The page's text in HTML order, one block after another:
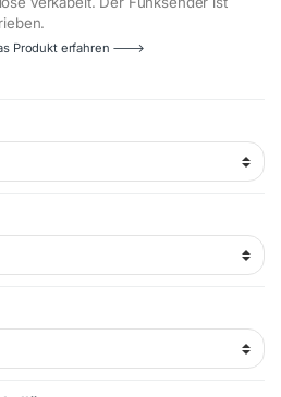
Produkt erfahren 🡒